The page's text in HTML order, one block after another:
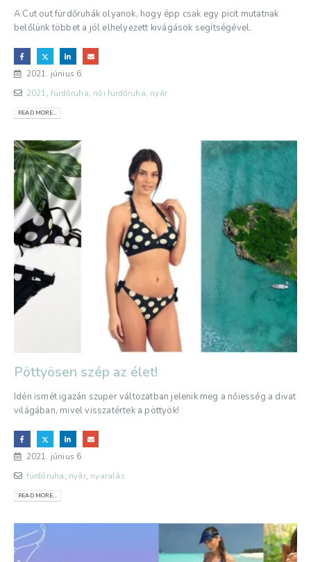
A Cut out fürdőruhák olyanok, hogy épp csak egy picit mutatnak
belőlünk többet a jól elhelyezett kivágások segítségével.
2021. június 6.
2021, fürdőruha, női fürdőruha, nyár
READ MORE...
Pöttyösen szép az élet!
Idén ismét igazán szuper változatban jelenik meg a nőiesség a divat
világában, mivel visszatértek a pöttyök!
2021. június 6.
fürdőruha, nyár, nyaralás
READ MORE...